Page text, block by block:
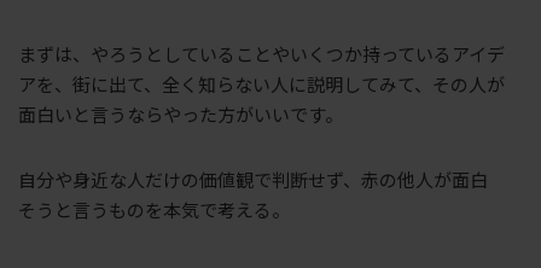
まずは、やろうとしていることやいくつか持っているアイデ
アを、街に出て、全く知らない人に説明してみて、その人が
面白いと言うならやった方がいいです。
自分や身近な人だけの価値観で判断せず、赤の他人が面白
そうと言うものを本気で考える。